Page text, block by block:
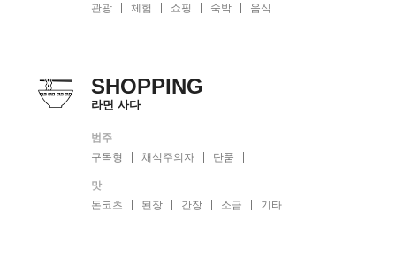
관광
체험 쇼핑 숙박 음식
SHOPPING
라면 사다
범주
구독형
채식주의자 단품
맛
돈코츠
된장 간장 소금 기타